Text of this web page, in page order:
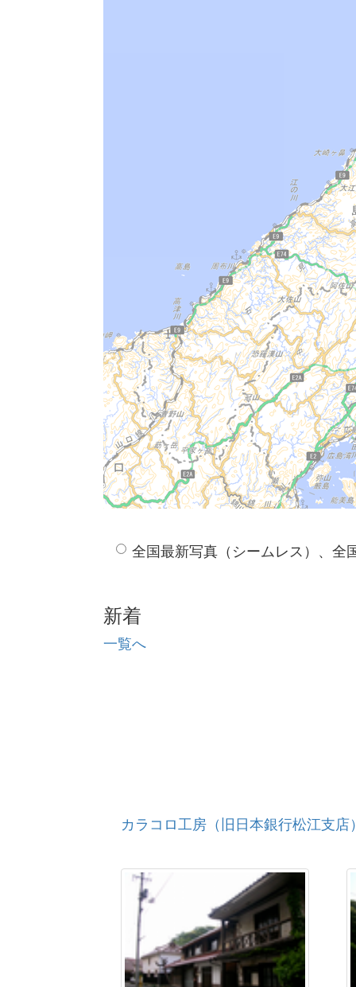
全国最新写真（シームレス）、全
新着
一覧へ
カラコロ工房（旧日本銀行松江支店